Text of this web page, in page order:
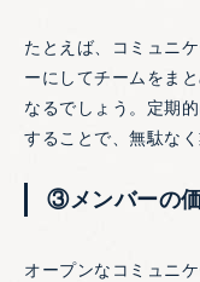
たとえば、コミュニ
ーにしてチームをま
なるでしょう。定期
することで、無駄な
③メンバーの
オープンなコミュニ